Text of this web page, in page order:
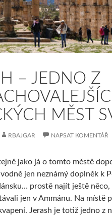
– JEDNO Z
MĚST
RBAJGAR NAPSAT KOMENTÁŘ
jako já o tomto městě
jen neznámý doplněk k
prostě najít ještě
jen v Ammánu. Na místě
Jerash je totiž jedno z